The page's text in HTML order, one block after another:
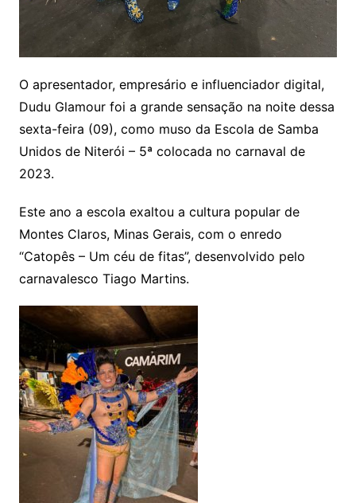
O apresentador, empresário e influenciador digital,
Dudu Glamour foi a grande sensação na noite dessa
sexta-feira (09), como muso da Escola de Samba
Unidos de Niterói – 5ª colocada no carnaval de
2023.
Este ano a escola exaltou a cultura popular de
Montes Claros, Minas Gerais, com o enredo
“Catopês – Um céu de fitas”, desenvolvido pelo
carnavalesco Tiago Martins.